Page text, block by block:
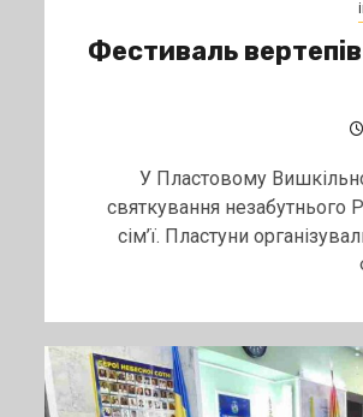
Фестиваль
У Пластовому
святкування незабутнього
сім’ї. Пластуни